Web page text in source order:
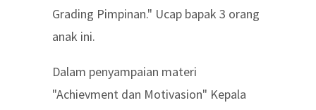
Grading Pimpinan." Ucap bapak 3 orang
anak ini.
Dalam penyampaian materi
"Achievment dan Motivasion" Kepala